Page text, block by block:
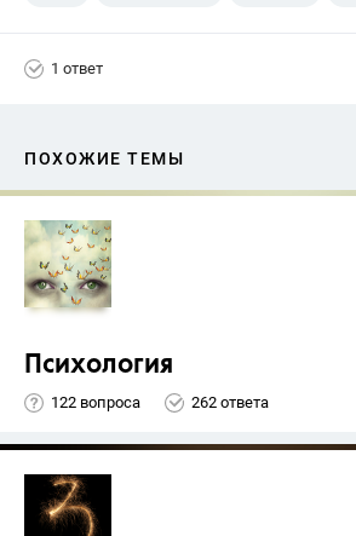
1 ответ
ПОХОЖИЕ ТЕМЫ
Психология
122 вопроса 262 ответа